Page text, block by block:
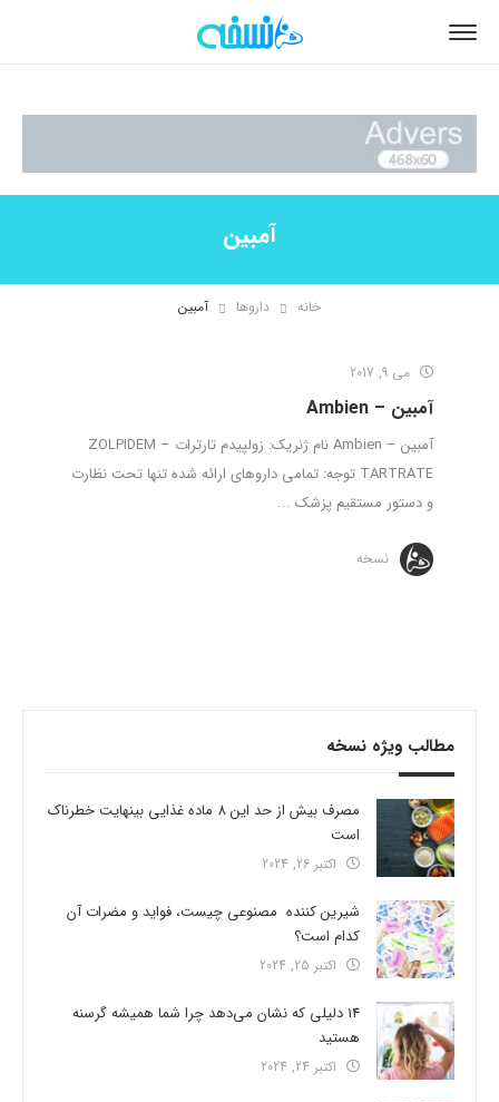
آمبین
خانه داروها آمبین
می 9, 2017
آمبین – Ambien
آمبین – Ambien نام ژنریک: زولپیدم تارترات – ZOLPIDEM
TARTRATE توجه: تمامی داروهای ارائه شده تنها تحت نظارت
و دستور مستقیم پزشک ...
نسخه
مطالب ویژه نسخه
مصرف بیش از حد این 8 ماده غذایی بینهایت خطرناک
است
اکتبر 26, 2024
شیرین کننده مصنوعی چیست، فواید و مضرات آن
کدام است؟
اکتبر 25, 2024
14 دلیلی که نشان می‌دهد چرا شما همیشه گرسنه
هستید
اکتبر 24, 2024